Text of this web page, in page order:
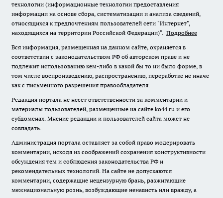
технологии (информационные технологии предоставления
информации на основе сбора, систематизации и анализа сведений,
относящихся к предпочтениям пользователей сети "Интернет",
находящихся на территории Российской Федерации)". Подробнее
Вся информация, размещенная на данном сайте, охраняется в
соответствии с законодательством РФ об авторском праве и не
подлежит использованию кем-либо в какой бы то ни было форме, в
том числе воспроизведению, распространению, переработке не иначе
как с письменного разрешения правообладателя.
Редакция портала не несет ответственности за комментарии и
материалы пользователей, размещенные на сайте ko44.ru и его
субдоменах. Мнение редакции и пользователей сайта может не
совпадать.
Администрация портала оставляет за собой право модерировать
комментарии, исходя из соображений сохранения конструктивности
обсуждения тем и соблюдения законодательства РФ и
рекомендательных технологий. На сайте не допускаются
комментарии, содержащие нецензурную брань, разжигающие
межнациональную рознь, возбуждающие ненависть или вражду, а